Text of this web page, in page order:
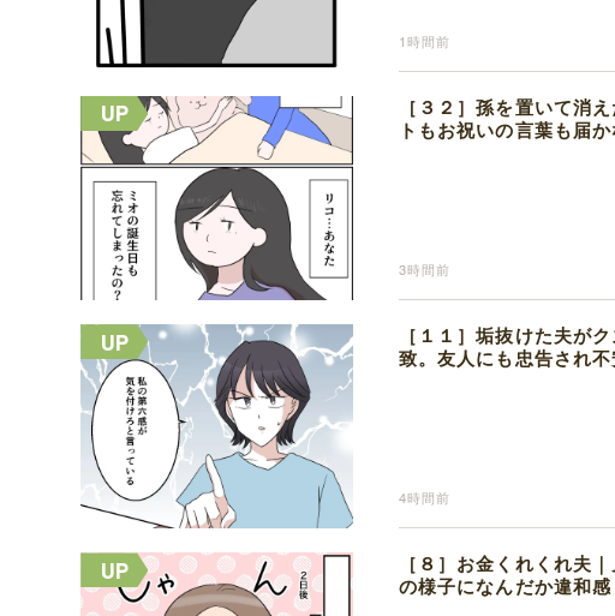
1時間前
［３２］孫を置いて消
トもお祝いの言葉も届
3時間前
［１１］垢抜けた夫が
致。友人にも忠告され
4時間前
［８］お金くれくれ夫
の様子になんだか違和感